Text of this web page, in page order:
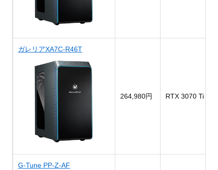
ガレリアXA7C-R46T
264,980円 RTX 3070 Ti
G-Tune PP-Z-AF